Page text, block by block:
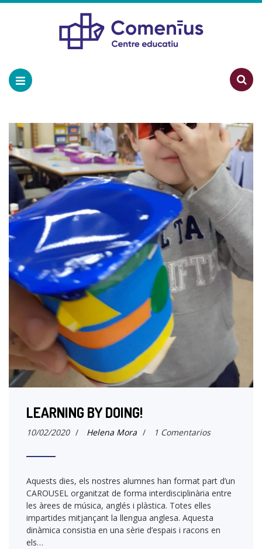
LEARNING BY DOING!
10/02/2020 / Helena Mora / 1 Comentarios
Aquests dies, els nostres alumnes han format part d’un
CAROUSEL organitzat de forma interdisciplinària entre
les àrees de música, anglés i plàstica. Totes elles
impartides mitjançant la llengua anglesa. Aquesta
dinàmica consistia en una sèrie d’espais i racons en
els…